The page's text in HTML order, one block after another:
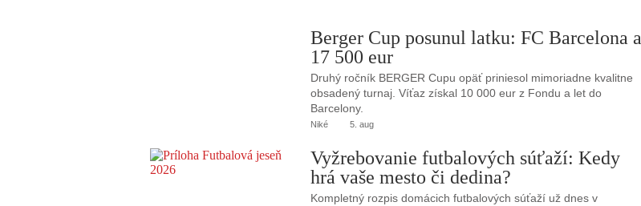
Berger Cup posunul latku: FC Barcelona a
17 500 eur
Druhý ročník BERGER Cupu opäť priniesol mimoriadne kvalitne
obsadený turnaj. Víťaz získal 10 000 eur z Fondu a let do
Barcelony.
Niké 5. aug
Vyžrebovanie futbalových súťaží: Kedy
hrá vaše mesto či dedina?
Kompletný rozpis domácich futbalových súťaží už dnes v